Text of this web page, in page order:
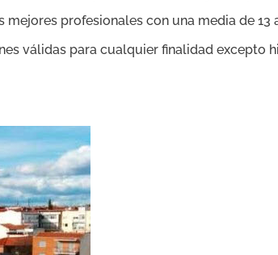
profesionales con una media de 13
válidas para cualquier finalidad excepto